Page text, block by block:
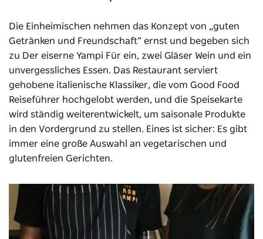
Die Einheimischen nehmen das Konzept von „guten
Getränken und Freundschaft“ ernst und begeben sich
zu Der eiserne Yampi Für ein, zwei Gläser Wein und ein
unvergessliches Essen. Das Restaurant serviert
gehobene italienische Klassiker, die vom Good Food
Reiseführer hochgelobt werden, und die Speisekarte
wird ständig weiterentwickelt, um saisonale Produkte
in den Vordergrund zu stellen. Eines ist sicher: Es gibt
immer eine große Auswahl an vegetarischen und
glutenfreien Gerichten.